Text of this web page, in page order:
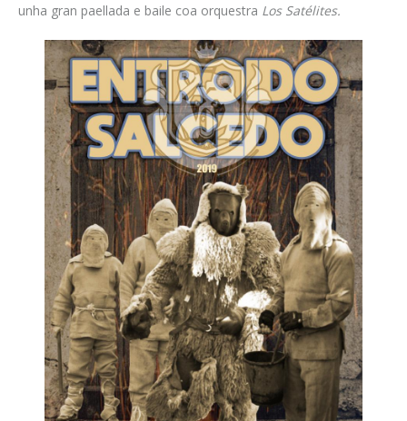
unha gran paellada e baile coa orquestra Los Satélites.